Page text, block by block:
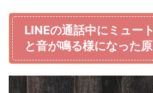
LINEの通話中にミュー
と音が鳴る様になった